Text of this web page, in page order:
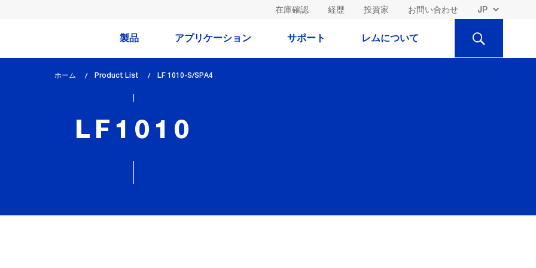
在庫確認 経歴 投資家 お問い合わせ
製品 アプリケーション サポート レムについて
検
ホーム Product List
lem_current_page
LF 1010-S/SPA4
LF1010